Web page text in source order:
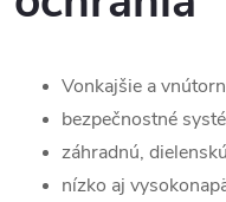
Vonkajšie a
bezpečnostné
záhradnú,
nízko aj